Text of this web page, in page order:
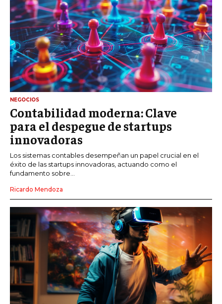
NEGOCIOS
Contabilidad moderna: Clave
para el despegue de startups
innovadoras
Los sistemas contables desempeñan un papel crucial en el
éxito de las startups innovadoras, actuando como el
fundamento sobre...
Ricardo Mendoza